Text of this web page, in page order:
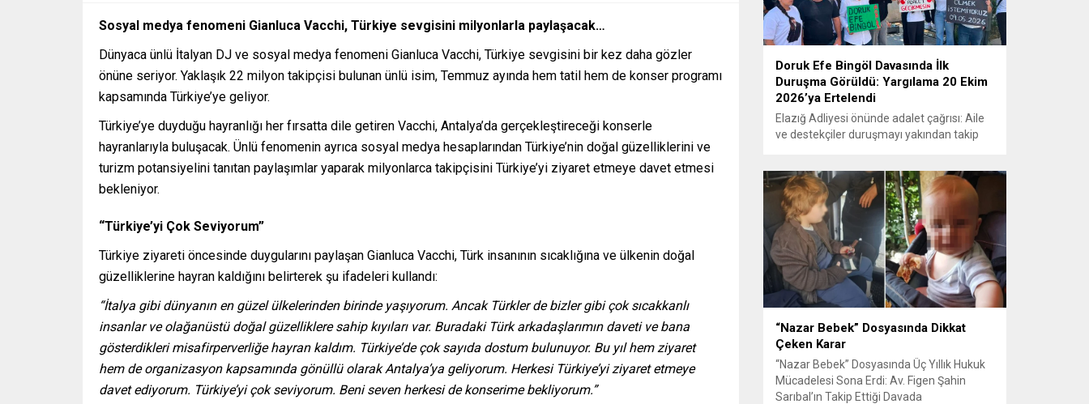
Sosyal medya fenomeni Gianluca Vacchi, Türkiye sevgisini milyonlarla paylaşacak…
Dünyaca ünlü İtalyan DJ ve sosyal medya fenomeni Gianluca Vacchi, Türkiye sevgisini bir kez daha gözler
önüne seriyor. Yaklaşık 22 milyon takipçisi bulunan ünlü isim, Temmuz ayında hem tatil hem de konser programı
kapsamında Türkiye’ye geliyor.
Türkiye’ye duyduğu hayranlığı her fırsatta dile getiren Vacchi, Antalya’da gerçekleştireceği konserle
hayranlarıyla buluşacak. Ünlü fenomenin ayrıca sosyal medya hesaplarından Türkiye’nin doğal güzelliklerini ve
turizm potansiyelini tanıtan paylaşımlar yaparak milyonlarca takipçisini Türkiye’yi ziyaret etmeye davet etmesi
bekleniyor.
“Türkiye’yi Çok Seviyorum”
Türkiye ziyareti öncesinde duygularını paylaşan Gianluca Vacchi, Türk insanının sıcaklığına ve ülkenin doğal
güzelliklerine hayran kaldığını belirterek şu ifadeleri kullandı:
“İtalya gibi dünyanın en güzel ülkelerinden birinde yaşıyorum. Ancak Türkler de bizler gibi çok sıcakkanlı
insanlar ve olağanüstü doğal güzelliklere sahip kıyıları var. Buradaki Türk arkadaşlarımın daveti ve bana
gösterdikleri misafirperverliğe hayran kaldım. Türkiye’de çok sayıda dostum bulunuyor. Bu yıl hem ziyaret
hem de organizasyon kapsamında gönüllü olarak Antalya’ya geliyorum. Herkesi Türkiye’yi ziyaret etmeye
davet ediyorum. Türkiye’yi çok seviyorum. Beni seven herkesi de konserime bekliyorum.”
Doruk Efe Bingöl Davasında İlk
Duruşma Görüldü: Yargılama 20 Ekim
2026’ya Ertelendi
Elazığ Adliyesi önünde adalet çağrısı: Aile
ve destekçiler duruşmayı yakından takip
soruşturması kapsamında açılan davanın
ilk duruşması Elazığ 2. Ağır Ceza
Mahkemesi’nde görüldü. Kamuoyunun
yakından takip ettiği davanın ilk duruşması
öncesinde, Doruk Efe Bingöl’ün ailesine
destek olmak isteyen çok...
“Nazar Bebek” Dosyasında Dikkat
Çeken Karar
“Nazar Bebek” Dosyasında Üç Yıllık Hukuk
Mücadelesi Sona Erdi: Av. Figen Şahin
Sarıbal’ın Takip Ettiği Davada